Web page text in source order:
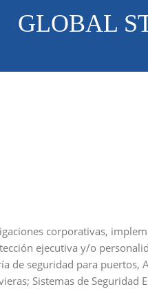
GLOBAL
corporativas,
ejecutiva y/o
de seguridad para puertos,
Sistemas de Seguridad